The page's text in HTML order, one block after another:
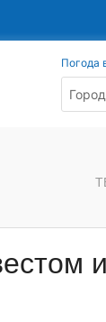
Погода